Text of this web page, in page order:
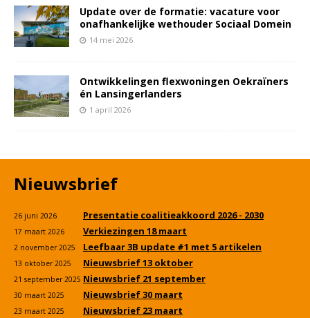
Update over de formatie: vacature voor
onafhankelijke wethouder Sociaal Domein
14 mei 2026
Ontwikkelingen flexwoningen Oekraïners
én Lansingerlanders
1 april 2026
Nieuwsbrief
26 juni 2026 Presentatie coalitieakkoord 2026 - 2030
17 maart 2026 Verkiezingen 18 maart
2 november 2025 Leefbaar 3B update #1 met 5 artikelen
13 oktober 2025 Nieuwsbrief 13 oktober
21 september 2025 Nieuwsbrief 21 september
30 maart 2025 Nieuwsbrief 30 maart
23 maart 2025 Nieuwsbrief 23 maart